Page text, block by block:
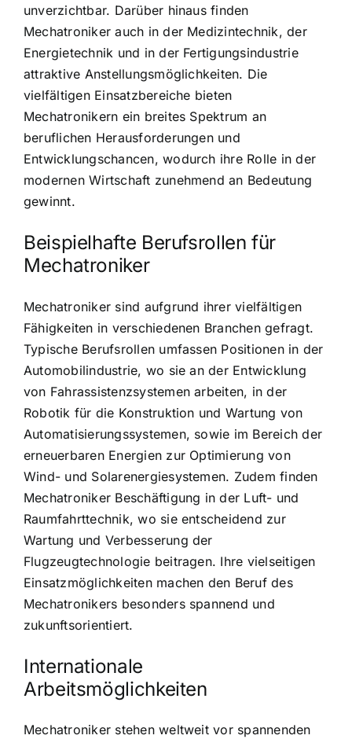
unverzichtbar. Darüber hinaus finden
Mechatroniker auch in der Medizintechnik, der
Energietechnik und in der Fertigungsindustrie
attraktive Anstellungsmöglichkeiten. Die
vielfältigen Einsatzbereiche bieten
Mechatronikern ein breites Spektrum an
beruflichen Herausforderungen und
Entwicklungschancen, wodurch ihre Rolle in der
modernen Wirtschaft zunehmend an Bedeutung
gewinnt.
Beispielhafte Berufsrollen für
Mechatroniker
Mechatroniker sind aufgrund ihrer vielfältigen
Fähigkeiten in verschiedenen Branchen gefragt.
Typische Berufsrollen umfassen Positionen in der
Automobilindustrie, wo sie an der Entwicklung
von Fahrassistenzsystemen arbeiten, in der
Robotik für die Konstruktion und Wartung von
Automatisierungssystemen, sowie im Bereich der
erneuerbaren Energien zur Optimierung von
Wind- und Solarenergiesystemen. Zudem finden
Mechatroniker Beschäftigung in der Luft- und
Raumfahrttechnik, wo sie entscheidend zur
Wartung und Verbesserung der
Flugzeugtechnologie beitragen. Ihre vielseitigen
Einsatzmöglichkeiten machen den Beruf des
Mechatronikers besonders spannend und
zukunftsorientiert.
Internationale
Arbeitsmöglichkeiten
Mechatroniker stehen weltweit vor spannenden